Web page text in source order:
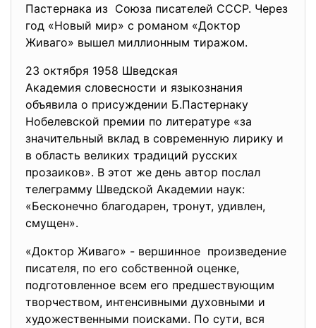
Пастернака из Союза писателей СССР. Через
год «Новый мир» с романом «Доктор
Живаго» вышел миллионным тиражом.
23 октября 1958 Шведская
Академия словесности и языкознания
объявила о присуждении Б.Пастернаку
Нобелевской премии по литературе «за
значительный вклад в современную лирику и
в область великих традиций русских
прозаиков». В этот же день автор послал
телеграмму Шведской Академии наук:
«Бесконечно благодарен, тронут, удивлен,
смущен».
«Доктор Живаго» - вершинное произведение
писателя, по его собственной оценке,
подготовленное всем его предшествующим
творчеством, интенсивными духовными и
художественными поисками. По сути, вся